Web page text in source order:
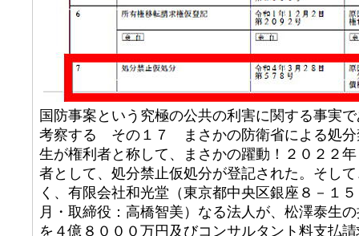
国防事案という究極の公共の利害に関する事実
考察する その１７ まさかの防衛省による処分
生が権利者と称して、まさかの躍動！２０２２
者として、処分禁止仮処分が登記された。そし
く、有限会社和光堂（東京都中央区銀座８－１
月・取締役：高橋智美）なる法人が、松澤泰生
を４億８０００万円及びコンサルタント料支払